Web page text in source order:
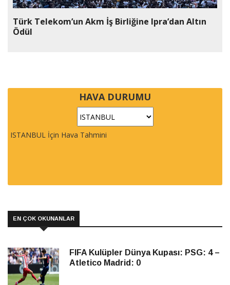
Türk Telekom’un Akm İş Birliğine Ipra’dan Altın
Ödül
HAVA DURUMU
ISTANBUL İçin Hava Tahmini
EN ÇOK OKUNANLAR
FIFA Kulüpler Dünya Kupası: PSG: 4 –
Atletico Madrid: 0